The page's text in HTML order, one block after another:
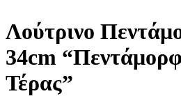
Λούτρινο
34cm
Τέρας”